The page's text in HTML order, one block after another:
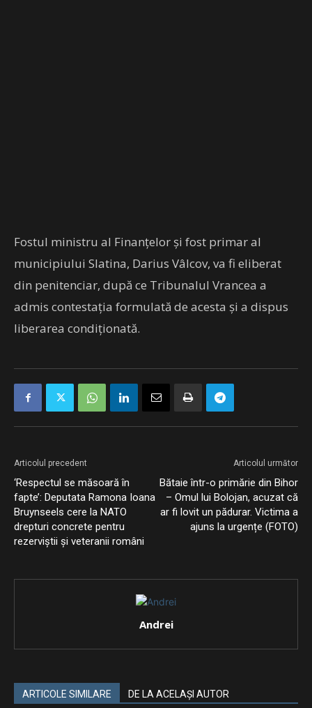
Fostul ministru al Finanțelor și fost primar al
municipiului Slatina, Darius Vâlcov, va fi eliberat
din penitenciar, după ce Tribunalul Vrancea a
admis contestația formulată de acesta și a dispus
liberarea condiționată.
Articolul precedent
‘Respectul se măsoară în
fapte’: Deputata Ramona Ioana
Bruynseels cere la NATO
drepturi concrete pentru
rezerviștii și veteranii români
Articolul următor
Bătaie într-o primărie din Bihor
– Omul lui Bolojan, acuzat că
ar fi lovit un pădurar. Victima a
ajuns la urgențe (FOTO)
Andrei
ARTICOLE SIMILARE DE LA ACELAȘI AUTOR